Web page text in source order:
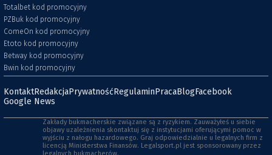
Totalbet kod promocyjny
PZBuk kod promocyjny
ComeOn kod promocyjny
Etoto kod promocyjny
Betway kod promocyjny
Bwin kod promocyjny
KontaktRedakcjaPrywatnośćRegulaminPracaBlogFacebook
Google News
Zakłady bukmacherskie związane są z ryzykiem. Zauważyłeś u siebie
objawy uzależnienia skontaktuj się z instytucjami oferującymi pomoc w
wyjściu z nałogu hazardowego. Graj odpowiedzialnie u legalnych firm z
licencją Ministerstwa Finansów. Legalsport.pl jest sponsorowany przez